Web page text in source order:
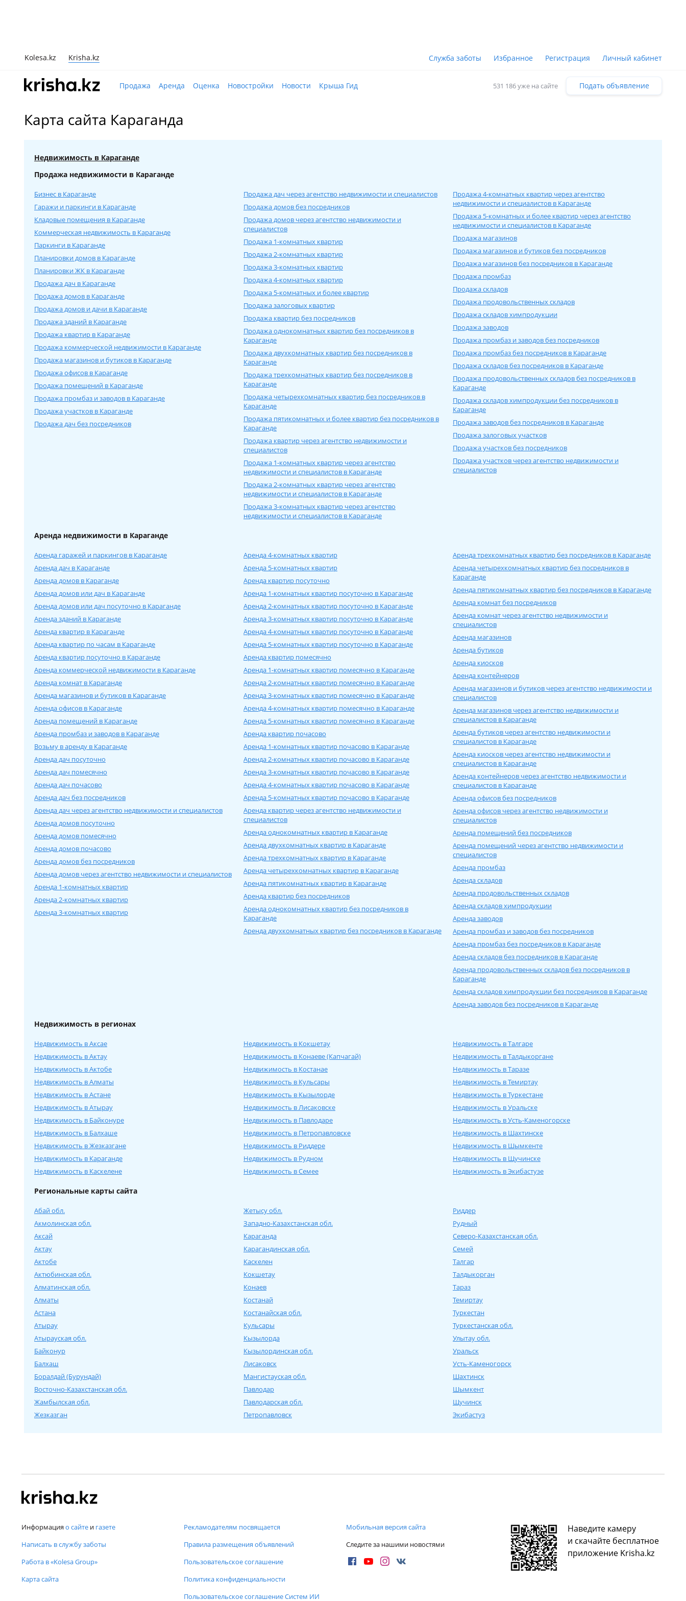
Kolesa.kz Krisha.kz Служба заботы Избранное Регистрация Личный кабинет
Продажа Аренда Оценка Новостройки Новости Крыша Гид 531 186 уже на сайте Подать объявление
Карта сайта Караганда
Недвижимость в Караганде
Продажа недвижимости в Караганде
Бизнес в Караганде
Гаражи и паркинги в Караганде
Кладовые помещения в Караганде
Коммерческая недвижимость в Караганде
Паркинги в Караганде
Планировки домов в Караганде
Планировки ЖК в Караганде
Продажа дач в Караганде
Продажа домов в Караганде
Продажа домов и дачи в Караганде
Продажа зданий в Караганде
Продажа квартир в Караганде
Продажа коммерческой недвижимости в Караганде
Продажа магазинов и бутиков в Караганде
Продажа офисов в Караганде
Продажа помещений в Караганде
Продажа промбаз и заводов в Караганде
Продажа участков в Караганде
Продажа дач без посредников
Продажа дач через агентство недвижимости и специалистов
Продажа домов без посредников
Продажа домов через агентство недвижимости и
специалистов
Продажа 1-комнатных квартир
Продажа 2-комнатных квартир
Продажа 3-комнатных квартир
Продажа 4-комнатных квартир
Продажа 5-комнатных и более квартир
Продажа залоговых квартир
Продажа квартир без посредников
Продажа однокомнатных квартир без посредников в
Карагандe
Продажа двухкомнатных квартир без посредников в
Карагандe
Продажа трехкомнатных квартир без посредников в
Карагандe
Продажа четырехкомнатных квартир без посредников в
Карагандe
Продажа пятикомнатных и более квартир без посредников в
Карагандe
Продажа квартир через агентство недвижимости и
специалистов
Продажа 1-комнатных квартир через агентство
недвижимости и специалистов в Карагандe
Продажа 2-комнатных квартир через агентство
недвижимости и специалистов в Карагандe
Продажа 3-комнатных квартир через агентство
недвижимости и специалистов в Карагандe
Продажа 4-комнатных квартир через агентство
недвижимости и специалистов в Карагандe
Продажа 5-комнатных и более квартир через агентство
недвижимости и специалистов в Карагандe
Продажа магазинов
Продажа магазинов и бутиков без посредников
Продажа магазинов без посредников в Карагандe
Продажа промбаз
Продажа складов
Продажа продовольственных складов
Продажа складов химпродукции
Продажа заводов
Продажа промбаз и заводов без посредников
Продажа промбаз без посредников в Карагандe
Продажа складов без посредников в Карагандe
Продажа продовольственных складов без посредников в
Карагандe
Продажа складов химпродукции без посредников в
Карагандe
Продажа заводов без посредников в Карагандe
Продажа залоговых участков
Продажа участков без посредников
Продажа участков через агентство недвижимости и
специалистов
Аренда недвижимости в Караганде
Аренда гаражей и паркингов в Караганде
Аренда дач в Караганде
Аренда домов в Караганде
Аренда домов или дач в Караганде
Аренда домов или дач посуточно в Караганде
Аренда зданий в Караганде
Аренда квартир в Караганде
Аренда квартир по часам в Караганде
Аренда квартир посуточно в Караганде
Аренда коммерческой недвижимости в Караганде
Аренда комнат в Караганде
Аренда магазинов и бутиков в Караганде
Аренда офисов в Караганде
Аренда помещений в Караганде
Аренда промбаз и заводов в Караганде
Возьму в аренду в Караганде
Аренда дач посуточно
Аренда дач помесячно
Аренда дач почасово
Аренда дач без посредников
Аренда дач через агентство недвижимости и специалистов
Аренда домов посуточно
Аренда домов помесячно
Аренда домов почасово
Аренда домов без посредников
Аренда домов через агентство недвижимости и специалистов
Аренда 1-комнатных квартир
Аренда 2-комнатных квартир
Аренда 3-комнатных квартир
Аренда 4-комнатных квартир
Аренда 5-комнатных квартир
Аренда квартир посуточно
Аренда 1-комнатных квартир посуточно в Карагандe
Аренда 2-комнатных квартир посуточно в Карагандe
Аренда 3-комнатных квартир посуточно в Карагандe
Аренда 4-комнатных квартир посуточно в Карагандe
Аренда 5-комнатных квартир посуточно в Карагандe
Аренда квартир помесячно
Аренда 1-комнатных квартир помесячно в Карагандe
Аренда 2-комнатных квартир помесячно в Карагандe
Аренда 3-комнатных квартир помесячно в Карагандe
Аренда 4-комнатных квартир помесячно в Карагандe
Аренда 5-комнатных квартир помесячно в Карагандe
Аренда квартир почасово
Аренда 1-комнатных квартир почасово в Карагандe
Аренда 2-комнатных квартир почасово в Карагандe
Аренда 3-комнатных квартир почасово в Карагандe
Аренда 4-комнатных квартир почасово в Карагандe
Аренда 5-комнатных квартир почасово в Карагандe
Аренда квартир через агентство недвижимости и
специалистов
Аренда однокомнатных квартир в Карагандe
Аренда двухкомнатных квартир в Карагандe
Аренда трехкомнатных квартир в Карагандe
Аренда четырехкомнатных квартир в Карагандe
Аренда пятикомнатных квартир в Карагандe
Аренда квартир без посредников
Аренда однокомнатных квартир без посредников в
Карагандe
Аренда двухкомнатных квартир без посредников в Карагандe
Аренда трехкомнатных квартир без посредников в Карагандe
Аренда четырехкомнатных квартир без посредников в
Карагандe
Аренда пятикомнатных квартир без посредников в Карагандe
Аренда комнат без посредников
Аренда комнат через агентство недвижимости и
специалистов
Аренда магазинов
Аренда бутиков
Аренда киосков
Аренда контейнеров
Аренда магазинов и бутиков через агентство недвижимости и
специалистов
Аренда магазинов через агентство недвижимости и
специалистов в Карагандe
Аренда бутиков через агентство недвижимости и
специалистов в Карагандe
Аренда киосков через агентство недвижимости и
специалистов в Карагандe
Аренда контейнеров через агентство недвижимости и
специалистов в Карагандe
Аренда офисов без посредников
Аренда офисов через агентство недвижимости и
специалистов
Аренда помещений без посредников
Аренда помещений через агентство недвижимости и
специалистов
Аренда промбаз
Аренда складов
Аренда продовольственных складов
Аренда складов химпродукции
Аренда заводов
Аренда промбаз и заводов без посредников
Аренда промбаз без посредников в Карагандe
Аренда складов без посредников в Карагандe
Аренда продовольственных складов без посредников в
Карагандe
Аренда складов химпродукции без посредников в Карагандe
Аренда заводов без посредников в Карагандe
Недвижимость в регионах
Недвижимость в Аксае
Недвижимость в Актау
Недвижимость в Актобе
Недвижимость в Алматы
Недвижимость в Астане
Недвижимость в Атырау
Недвижимость в Байконуре
Недвижимость в Балхаше
Недвижимость в Жезказгане
Недвижимость в Караганде
Недвижимость в Каскелене
Недвижимость в Кокшетау
Недвижимость в Конаеве (Капчагай)
Недвижимость в Костанае
Недвижимость в Кульсары
Недвижимость в Кызылорде
Недвижимость в Лисаковске
Недвижимость в Павлодаре
Недвижимость в Петропавловске
Недвижимость в Риддере
Недвижимость в Рудном
Недвижимость в Семее
Недвижимость в Талгаре
Недвижимость в Талдыкоргане
Недвижимость в Таразе
Недвижимость в Темиртау
Недвижимость в Туркестане
Недвижимость в Уральске
Недвижимость в Усть-Каменогорске
Недвижимость в Шахтинске
Недвижимость в Шымкенте
Недвижимость в Щучинске
Недвижимость в Экибастузе
Региональные карты сайта
Абай обл.
Акмолинская обл.
Аксай
Актау
Актобе
Актюбинская обл.
Алматинская обл.
Алматы
Астана
Атырау
Атырауская обл.
Байконур
Балхаш
Боралдай (Бурундай)
Восточно-Казахстанская обл.
Жамбылская обл.
Жезказган
Жетысу обл.
Западно-Казахстанская обл.
Караганда
Карагандинская обл.
Каскелен
Кокшетау
Конаев
Костанай
Костанайская обл.
Кульсары
Кызылорда
Кызылординская обл.
Лисаковск
Мангистауская обл.
Павлодар
Павлодарская обл.
Петропавловск
Риддер
Рудный
Северо-Казахстанская обл.
Семей
Талгар
Талдыкорган
Тараз
Темиртау
Туркестан
Туркестанская обл.
Улытау обл.
Уральск
Усть-Каменогорск
Шахтинск
Шымкент
Щучинск
Экибастуз
Информация о сайте и газете
Написать в службу заботы
Работа в «Kolesa Group»
Карта сайта
Рекламодателям посвящается
Правила размещения объявлений
Пользовательское соглашение
Политика конфиденциальности
Пользовательское соглашение Систем ИИ
Мобильная версия сайта
Следите за нашими новостями
Наведите камеру
и скачайте бесплатное
приложение Krisha.kz